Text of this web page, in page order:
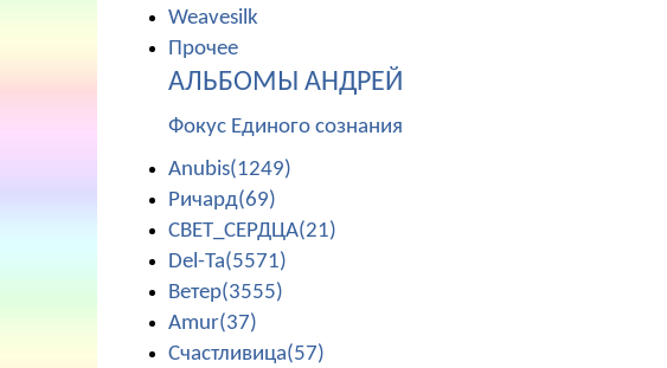
Weavesilk
Прочее
АЛЬБОМЫ АНДРЕЙ
Фокус Единого сознания
Anubis(1249)
Ричард(69)
СВЕТ_СЕРДЦА(21)
Del-Ta(5571)
Ветер(3555)
Amur(37)
Счастливица(57)